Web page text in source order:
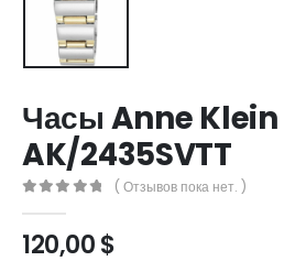
Часы Anne Klein
AK/2435SVTT
( Отзывов пока нет. )
120,00$